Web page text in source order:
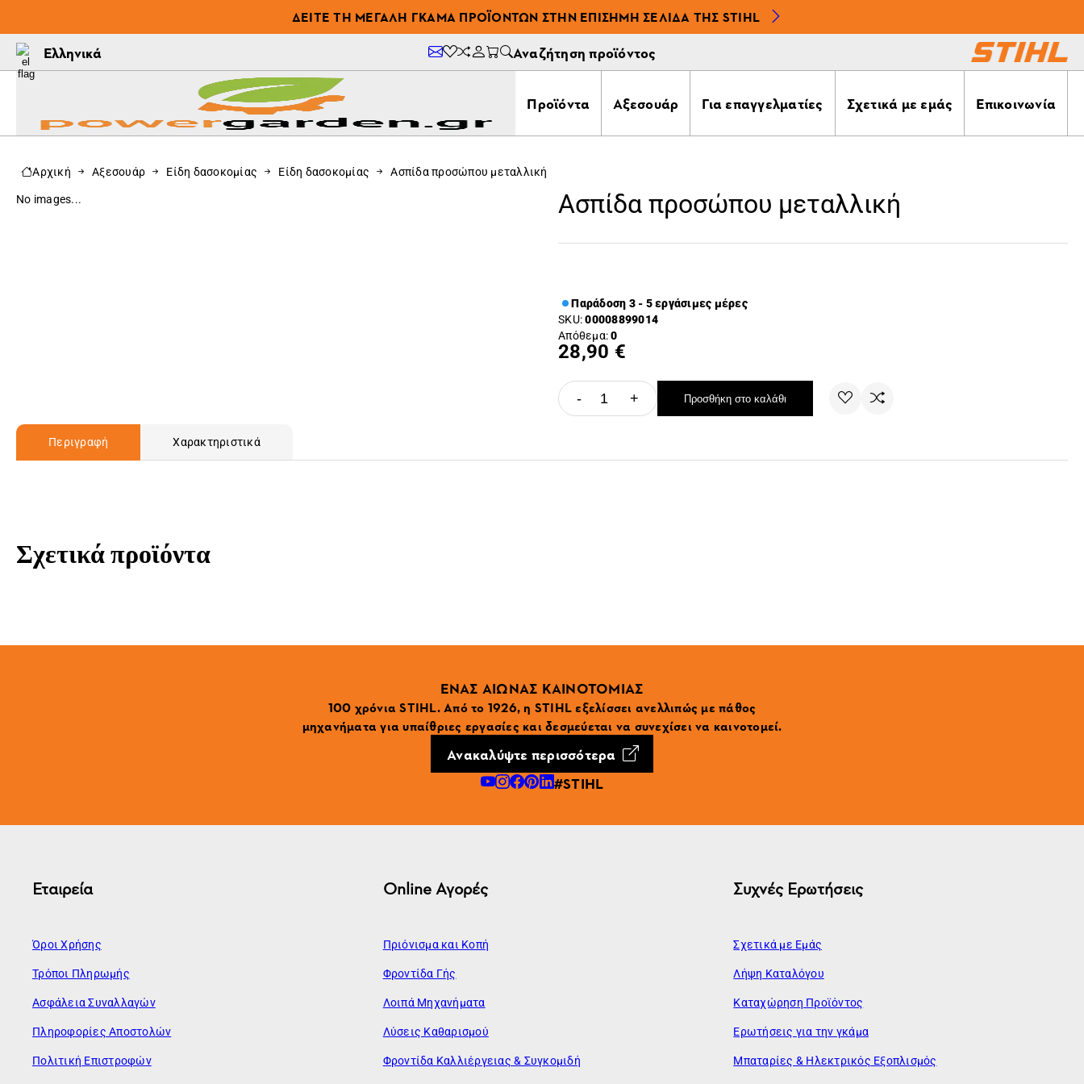
ΔΕΊΤΕ ΤΗ ΜΕΓΆΛΗ ΓΚΆΜΑ ΠΡΟΪΌΝΤΩΝ ΣΤΗΝ ΕΠΊΣΗΜΗ ΣΕΛΊΔΑ ΤΗΣ STIHL
Ελληνικά Αναζήτηση προϊόντος
Προϊόντα Αξεσουάρ Για επαγγελματίες Σχετικά με εμάς Επικοινωνία
Αρχική Αξεσουάρ Είδη δασοκομίας Είδη δασοκομίας Ασπίδα προσώπου μεταλλική
No images... Ασπίδα προσώπου μεταλλική
Παράδοση 3 - 5 εργάσιμες μέρες
SKU:00008899014
Απόθεμα:0
28,90 €
- + Προσθήκη στο καλάθι
Περιγραφή Χαρακτηριστικά
Σχετικά προϊόντα
ΕΝΑΣ ΑΙΩΝΑΣ ΚΑΙΝΟΤΟΜΙΑΣ
100 χρόνια STIHL. Από το 1926, η STIHL εξελίσσει ανελλιπώς με πάθος
μηχανήματα για υπαίθριες εργασίες και δεσμεύεται να συνεχίσει να καινοτομεί.
Ανακαλύψτε περισσότερα
#STIHL
Εταιρεία
Όροι Χρήσης
Τρόποι Πληρωμής
Ασφάλεια Συναλλαγών
Πληροφορίες Αποστολών
Πολιτική Επιστροφών
Online Αγορές
Πριόνισμα και Κοπή
Φροντίδα Γής
Λοιπά Μηχανήματα
Λύσεις Καθαρισμού
Φροντίδα Καλλιέργειας & Συγκομιδή
Συχνές Ερωτήσεις
Σχετικά με Εμάς
Λήψη Καταλόγου
Καταχώρηση Προϊόντος
Ερωτήσεις για την γκάμα
Μπαταρίες & Ηλεκτρικός Εξοπλισμός